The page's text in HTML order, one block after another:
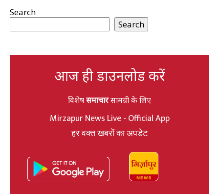
Search
Search
आज ही डाउनलोड करें
विशेषसमाचारसामग्री के लिए
Mirzapur News Live - Official App
हर वक्त खबरों का अपडेट